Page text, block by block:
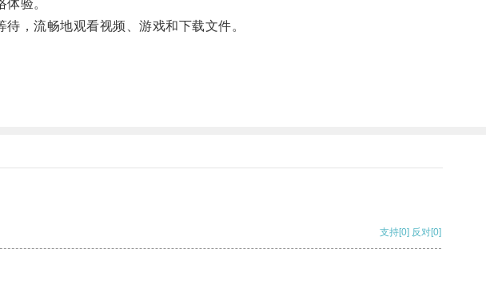
验。
，流畅地观看视频、游戏和下载文件。
支持[0] 反对[0]